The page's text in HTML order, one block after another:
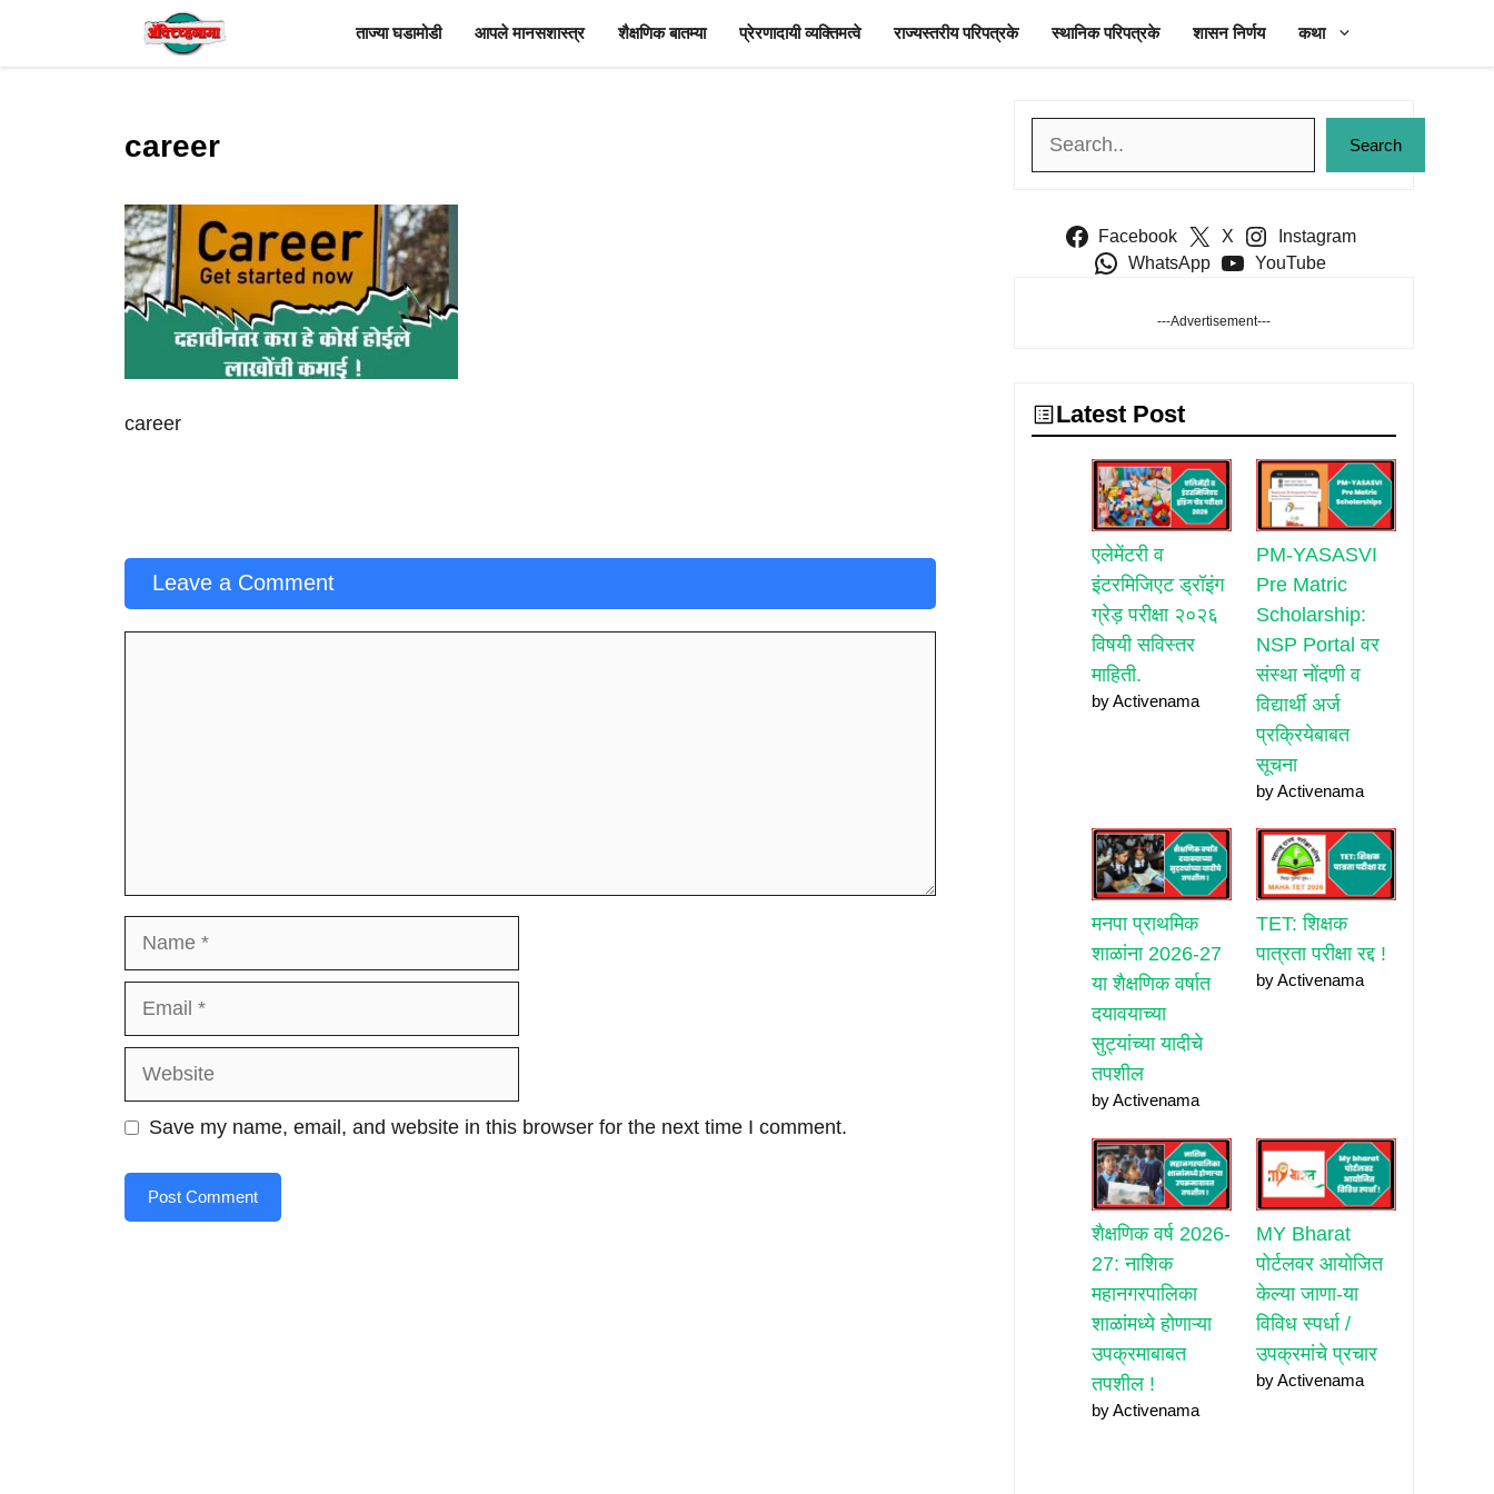
content
ताज्या घडामोडी आपले मानसशास्त्र शैक्षणिक बातम्या प्रेरणादायी व्यक्तिमत्वे राज्यस्तरीय परिपत्रके स्थानिक परिपत्रके शासन निर्णय कथा
career
career
Leave a Comment
Website
Save my name, email, and website in this browser for the next time I comment.
Search
Facebook X
Instagram
WhatsApp
YouTube
---Advertisement---
Latest Post
एलेमेंटरी व
इंटरमिजिएट ड्रॉइंग
ग्रेड़ परीक्षा २०२६
विषयी सविस्तर
माहिती.
by Activenama
PM-YASASVI
Pre Matric
Scholarship:
NSP Portal वर
संस्था नोंदणी व
विद्यार्थी अर्ज
प्रक्रियेबाबत
सूचना
by Activenama
मनपा प्राथमिक
शाळांना 2026-27
या शैक्षणिक वर्षात
दयावयाच्या
सुट्यांच्या यादीचे
तपशील
by Activenama
TET: शिक्षक
पात्रता परीक्षा रद्द !
by Activenama
शैक्षणिक वर्ष 2026-
27: नाशिक
महानगरपालिका
शाळांमध्ये होणाऱ्या
उपक्रमाबाबत
तपशील !
by Activenama
MY Bharat
पोर्टलवर आयोजित
केल्या जाणा-या
विविध स्पर्धा /
उपक्रमांचे प्रचार
by Activenama